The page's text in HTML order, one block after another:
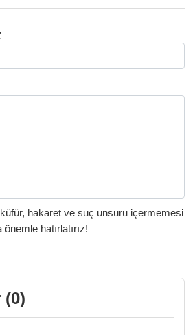
hakaret ve suç unsuru içermemesi
hatırlatırız!
(0)